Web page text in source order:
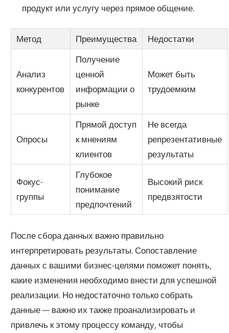
продукт или услугу через прямое общение.
Метод Преимущества Недостатки
Анализ
конкурентов
Получение
ценной
информации о
рынке
Может быть
трудоемким
Опросы
Прямой доступ
к мнениям
клиентов
Не всегда
репрезентативные
результаты
Фокус-
группы
Глубокое
понимание
предпочтений
Высокий риск
предвзятости
После сбора данных важно правильно
интерпретировать результаты. Сопоставление
данных с вашими бизнес-целями поможет понять,
какие изменения необходимо внести для успешной
реализации. Но недостаточно только собрать
данные — важно их также проанализировать и
привлечь к этому процессу команду, чтобы